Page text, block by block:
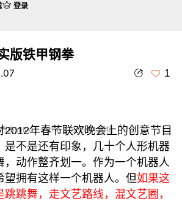
版铁甲钢拳
1
由 nille 于 2014-8-8 16:04 编辑
年春节联欢晚会上的创意节目
是不是还有印象，几十个人形机器
，动作整齐划一。作为一个机器人
望拥有这样一个机器人。但如果这
跳舞，走文艺路线，混文艺圈，
登录